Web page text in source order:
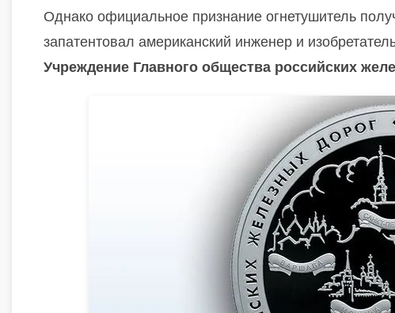
Однако официальное признание огнетушитель
запатентовал американский инженер и
Учреждение Главного общества российских